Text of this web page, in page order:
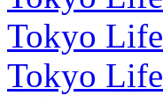
Tokyo Life
Tokyo Life